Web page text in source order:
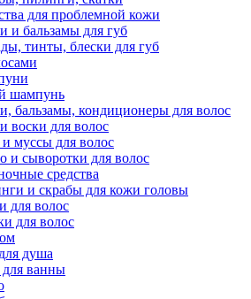
для проблемной кожи
и бальзамы для губ
тинты, блески для губ
шампунь
бальзамы, кондиционеры для волос
воски для волос
муссы для волос
и сыворотки для волос
средства
и скрабы для кожи головы
для волос
для волос
душа
ванны